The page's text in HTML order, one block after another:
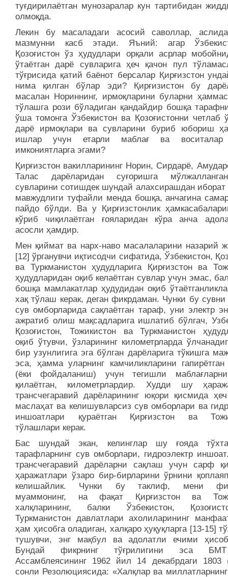
туғдирилаётган мунозаралар кун тартибидан
олмоқда.
Лекин бу масаладаги асосий саволлар,
мазмунни касб этади. Яъний: агар
Қозоғистон ўз ҳудудлари орқали асрлар
ўтаётган дарё сувларига ҳеч қачон пул
тўғрисида қатий баёнот берсалар Қирғизстон
нима қилган бўлар эди? Қирғизистон бу
масалан Нориннинг, ирмоқларини буларни
тўлашга рози бўладиган қандайдир бошқа
ўша томонга Ўзбекистон ва Қозоғистонни четлаб
дарё ирмоқлари ва сувларини буриб юбориш
ишлар учун етарли маблағ ва
имкониятларга эгами?
Қирғизстон вакилларининг Норин, Сирдарё,
Талас дарёларидан суғоришга
сувларини сотишдек шундай алахсирашдан иборат
мавжудлиги туфайли менда бошқа, анчагина
пайдо бўлди. Ва у Қирғизстонлик
кўриб чиқилаётган ғояларидан кўра анча
асосли ҳамдир.
Мен қиймат ва нарх-наво масалаларини назарий
[12] ўрганувчи иқтисодчи сифатида, Ўзбекистон,
ва Туркманистон ҳудудларига Қирғизстон ва
ҳудудларидан оқиб келаётган сувлар учун эмас,
бошқа мамлакатлар ҳудудидан оқиб
хақ тўлаш керак, деган фикрдаман. Чунки бу сувни
сув омборларида сақлаётган тараф, уни электр
ажратиб олиш мақсадларига ишлатиб бўлгач,
Қозоғистон, Тожикистон ва Туркманистон
оқиб ўтувчи, ўзларининг километрларда
бир узунлигига эга бўлган дарёларига тўкишга
эса, ҳамма уларнинг камчиликларини
(ёки фойдаланиш) учун тегишли
қилаётган, километрлардир. Худди шу
трансчегаравий дарёларининг юқори қисмида
маслаҳат ва келишувларсиз сув омборлари ва
иншоатлари қураётган Қирғизстон ва
тўлашлари керак.
Бас шундай экан, келинглар шу ғояда
тарафларнинг сув омборлари, гидроэлектр
трансчегаравий дарёларни сақлаш учун сарф
ҳаражатлари ўзаро бир-бирларини ўрнини
келишайлик. Чунки бу таклиф, мени
муаммонинг, на фақат Қирғизстон ва
халқларининг, балки Ўзбекистон,
Туркманистон давлатлари ахолиларининг
ҳам ҳисобга оладиган, халқаро ҳуқуқларга [13-15]
тушувчи, энг мақбул ва адолатли ечими
Бундай фикрнинг тўғрилигини эса
Ассамблеясининг 1962 йил 14 декабрдаги 1803
сонли Резолюциясида: «Халқлар ва